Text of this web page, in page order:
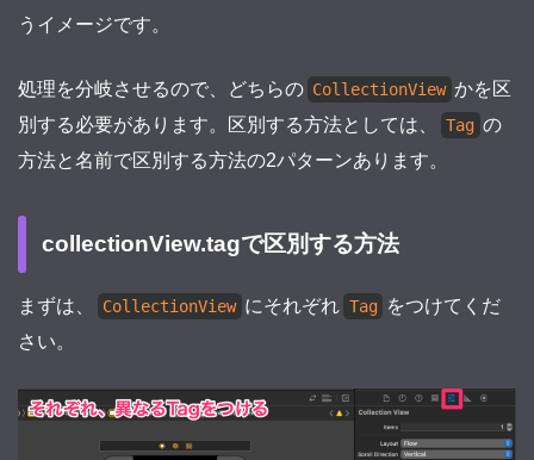
うイメージです。
処理を分岐させるので、どちらの CollectionView かを区
別する必要があります。区別する方法としては、
Tag の
方法と名前で区別する方法の2パターンあります。
collectionView.tagで区別する方法
まずは、 CollectionView にそれぞれ Tag をつけてくだ
さい。